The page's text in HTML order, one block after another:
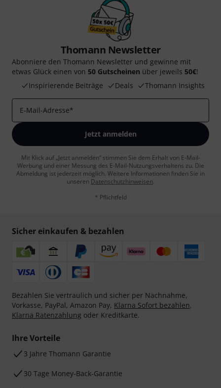
Thomann Newsletter
Abonniere den Thomann Newsletter und gewinne mit
etwas Glück einen von 50 Gutscheinen über jeweils 50€!
Inspirierende Beiträge
Deals Thomann Insights
E-Mail-Adresse*
Jetzt anmelden
Mit Klick auf „Jetzt anmelden“ stimmen Sie dem Erhalt von E-Mail-
Werbung und einer Messung des E-Mail-Nutzungsverhaltens zu. Die
Abmeldung ist jederzeit möglich. Weitere Informationen finden Sie in
unseren Datenschutzhinweisen.
* Pflichtfeld
Sicher einkaufen & bezahlen
Bezahlen Sie vertraulich und sicher per Nachnahme,
Vorkasse, PayPal, Amazon Pay, Klarna Sofort bezahlen,
Klarna Ratenzahlung oder Kreditkarte.
Ihre Vorteile
3 Jahre Thomann Garantie
30 Tage Money-Back-Garantie